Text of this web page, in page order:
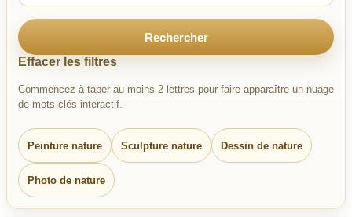
Rechercher
Effacer les filtres
Commencez à taper au moins 2 lettres pour faire apparaître un nuage
de mots-clés interactif.
Peinture nature Sculpture nature Dessin de nature
Photo de nature